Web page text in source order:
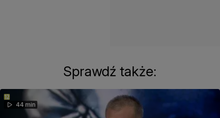
Sprawdź także:
44 min